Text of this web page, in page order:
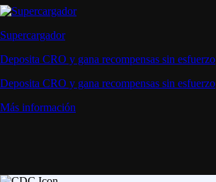
Supercargador
Deposita CRO y gana recompensas sin esfuerzo
Deposita CRO y gana recompensas sin esfuerzo
Más información